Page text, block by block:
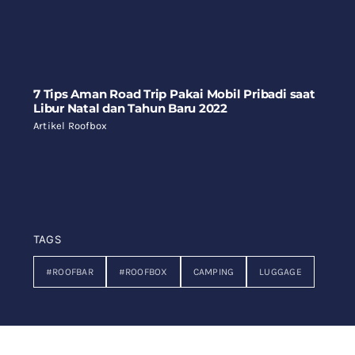
7 Tips Aman Road Trip Pakai Mobil Pribadi saat
Libur Natal dan Tahun Baru 2022
Artikel Roofbox
TAGS
#ROOFBAR #ROOFBOX CAMPING LUGGAGE